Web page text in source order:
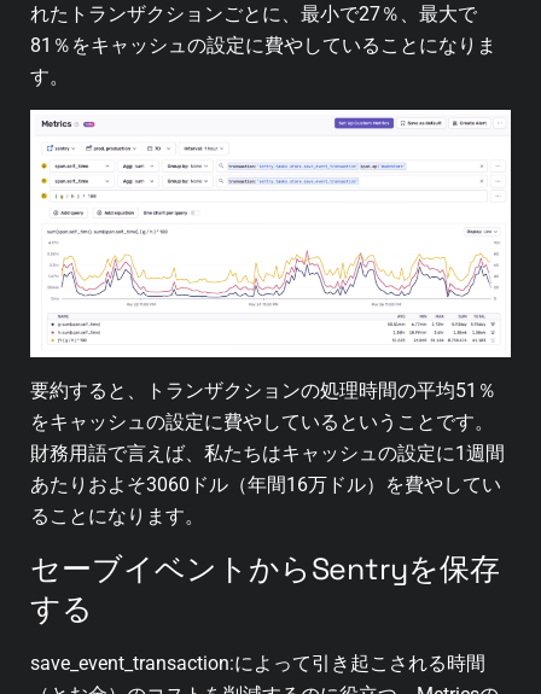
れたトランザクションごとに、最小で27％、最大で
81％をキャッシュの設定に費やしていることになりま
す。
要約すると、トランザクションの処理時間の平均51％
をキャッシュの設定に費やしているということです。
財務用語で言えば、私たちはキャッシュの設定に1週間
あたりおよそ3060ドル（年間16万ドル）を費やしてい
ることになります。
セーブイベントからSentryを保存
する
save_event_transaction:によって引き起こされる時間